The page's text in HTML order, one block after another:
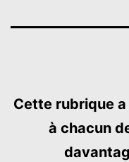
Cette rubrique
à chacun